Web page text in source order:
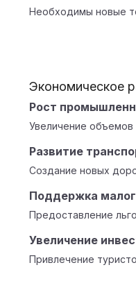
Необходимы новые
Экономическое
Рост
Увеличение объемов
Развитие
Создание новых
Поддержка
Предоставление
Увеличение
Привлечение